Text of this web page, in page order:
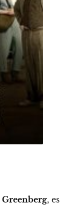
Greenberg, es